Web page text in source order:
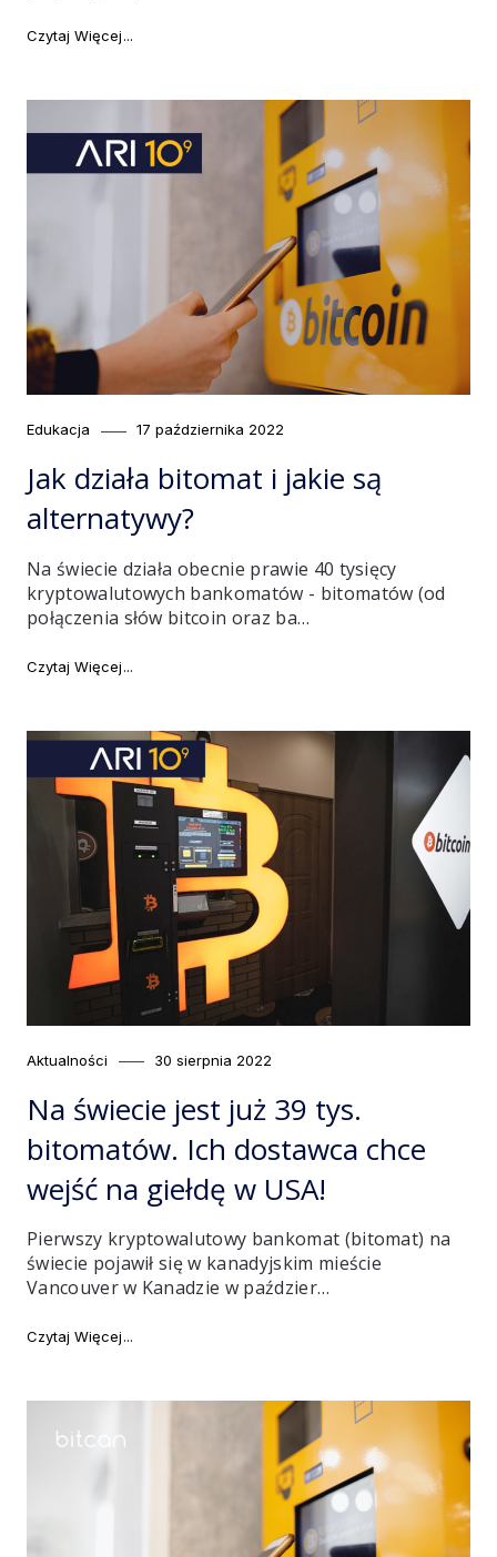
Czytaj Więcej
Category
Edukacja
Posted
17 października 2022
Jak działa bitomat i jakie są
alternatywy?
Na świecie działa obecnie prawie 40 tysięcy
kryptowalutowych bankomatów - bitomatów (od
połączenia słów bitcoin oraz ba…
Czytaj Więcej
Category
Aktualności
Posted
30 sierpnia 2022
Na świecie jest już 39 tys.
bitomatów. Ich dostawca chce
wejść na giełdę w USA!
Pierwszy kryptowalutowy bankomat (bitomat) na
świecie pojawił się w kanadyjskim mieście
Vancouver w Kanadzie w paździer…
Czytaj Więcej